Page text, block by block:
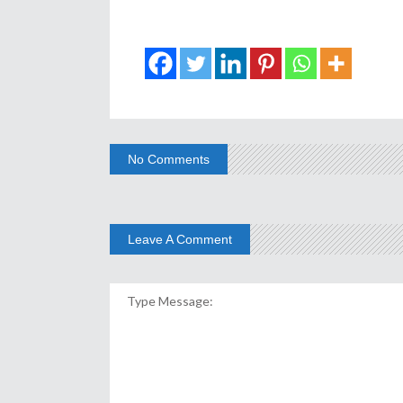
No Comments
Leave A Comment